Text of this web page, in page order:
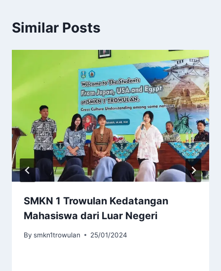
Similar Posts
SMKN 1 Trowulan Kedatangan
Mahasiswa dari Luar Negeri
By smkn1trowulan 25/01/2024